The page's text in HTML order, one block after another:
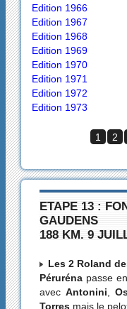
Edition 1966
Edition 1967
Edition 1968
Edition 1969
Edition 1970
Edition 1971
Edition 1972
Edition 1973
1 2
ETAPE 13 :
GAUDENS
188 KM. 9
Les 2 Roland
Pérurénapasse
avec Antonini,
Torresmais le